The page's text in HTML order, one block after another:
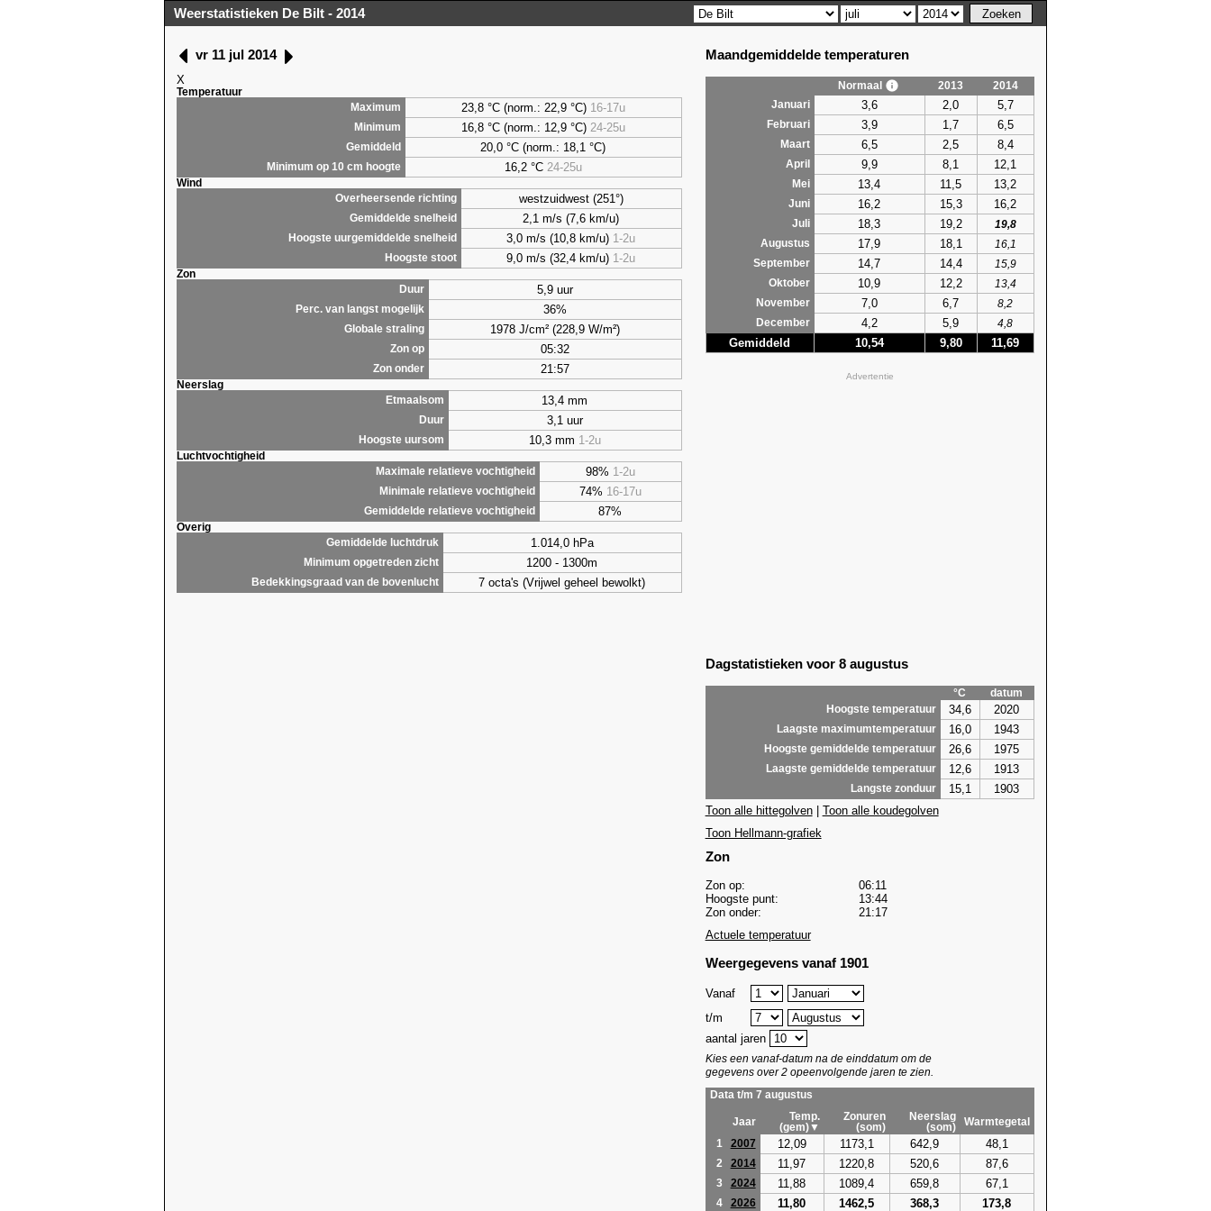
Weerstatistieken De Bilt - 2014
vr 11 jul 2014
X
Temperatuur
Maximum
23,8 °C (norm.: 22,9 °C) 16-17u
Minimum 16,8 °C (norm.: 12,9 °C) 24-25u
Gemiddeld 20,0 °C (norm.: 18,1 °C)
Minimum op 10 cm hoogte 16,2 °C 24-25u
Wind
Overheersende richting
westzuidwest (251°)
Gemiddelde snelheid 2,1 m/s (7,6 km/u)
Hoogste uurgemiddelde snelheid 3,0 m/s (10,8 km/u) 1-2u
Hoogste stoot 9,0 m/s (32,4 km/u) 1-2u
Zon
Duur
5,9 uur
Perc. van langst mogelijk 36%
Globale straling 1978 J/cm² (228,9 W/m²)
Zon op 05:32
Zon onder 21:57
Neerslag
Etmaalsom
13,4 mm
Duur 3,1 uur
Hoogste uursom 10,3 mm 1-2u
Luchtvochtigheid
Maximale relatieve vochtigheid
98% 1-2u
Minimale relatieve vochtigheid 74% 16-17u
Gemiddelde relatieve vochtigheid 87%
Overig
Gemiddelde luchtdruk
1.014,0 hPa
Minimum opgetreden zicht 1200 - 1300m
Bedekkingsgraad van de bovenlucht 7 octa's (Vrijwel geheel bewolkt)
Maandgemiddelde temperaturen
Normaal 2013
2014
Januari
3,6 2,0 5,7
Februari 3,9 1,7 6,5
Maart 6,5 2,5 8,4
April 9,9 8,1 12,1
Mei 13,4 11,5 13,2
Juni 16,2 15,3 16,2
Juli 18,3 19,2
19,8
Augustus
17,9 18,1
16,1
September
14,7 14,4
15,9
Oktober
10,9 12,2
13,4
November
7,0 6,7
8,2
December
4,2 5,9 4,8
Gemiddeld 10,54 9,80 11,69
Advertentie
Dagstatistieken voor 8 augustus
°C
datum
Hoogste temperatuur
34,6 2020
Laagste maximumtemperatuur 16,0 1943
Hoogste gemiddelde temperatuur 26,6 1975
Laagste gemiddelde temperatuur 12,6 1913
Langste zonduur 15,1
1903
Toon alle hittegolven| Toon alle koudegolven
Toon Hellmann-grafiek
Zon
Zon op:
06:11
Hoogste punt:
13:44
Zon onder:
21:17
Actuele temperatuur
Weergegevens vanaf 1901
Vanaf
t/m
aantal jaren
Kies een vanaf-datum na de einddatum om de
gegevens over 2 opeenvolgende jaren te zien.
Data t/m 7 augustus
Jaar
Temp.
(gem)▼
Zonuren
(som)
Neerslag
(som)
Warmtegetal
1
2007 12,09 1173,1 642,9 48,1
2 2014 11,97 1220,8 520,6 87,6
3 2024 11,88 1089,4 659,8 67,1
4 2026 11,80 1462,5 368,3 173,8